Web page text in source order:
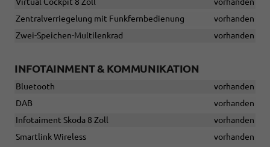
Zentralverriegelung mit Funkfernbedienung
vorhanden
Zwei-Speichen-Multilenkrad
vorhanden
INFOTAINMENT & KOMMUNIKATION
Bluetooth
vorhanden
DAB
vorhanden
Infotaiment Skoda 8 Zoll
vorhanden
Smartlink Wireless
vorhanden